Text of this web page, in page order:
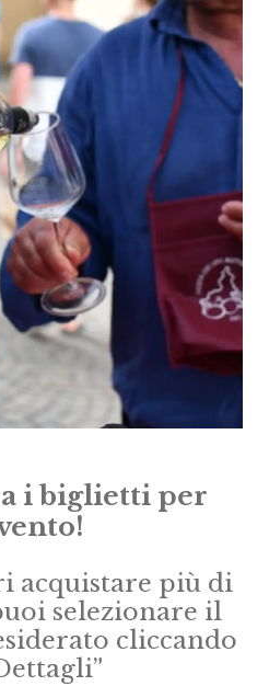
i biglietti per
acquistare più di
selezionare il
cliccando